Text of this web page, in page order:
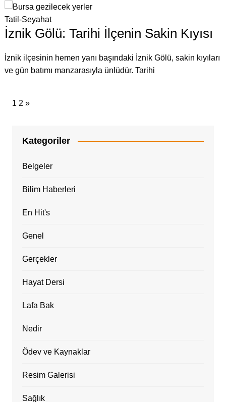
Tatil-Seyahat
İznik Gölü: Tarihi İlçenin Sakin Kıyısı
İznik ilçesinin hemen yanı başındaki İznik Gölü, sakin kıyıları
ve gün batımı manzarasıyla ünlüdür. Tarihi
1 2 »
Kategoriler
Belgeler
Bilim Haberleri
En Hit's
Genel
Gerçekler
Hayat Dersi
Lafa Bak
Nedir
Ödev ve Kaynaklar
Resim Galerisi
Sağlık